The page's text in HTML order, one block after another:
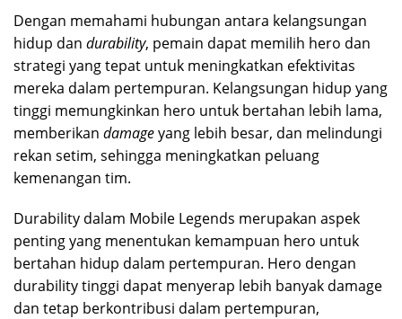
Dengan memahami hubungan antara kelangsungan
hidup dan durability, pemain dapat memilih hero dan
strategi yang tepat untuk meningkatkan efektivitas
mereka dalam pertempuran. Kelangsungan hidup yang
tinggi memungkinkan hero untuk bertahan lebih lama,
memberikan damageyang lebih besar, dan melindungi
rekan setim, sehingga meningkatkan peluang
kemenangan tim.
Durability dalam Mobile Legends merupakan aspek
penting yang menentukan kemampuan hero untuk
bertahan hidup dalam pertempuran. Hero dengan
durability tinggi dapat menyerap lebih banyak damage
dan tetap berkontribusi dalam pertempuran,